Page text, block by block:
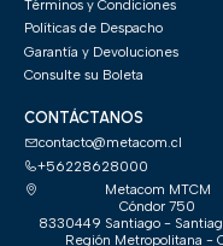
Términos y Condiciones
Políticas de Despacho
Garantía y Devoluciones
Consulte su Boleta
CONTÁCTANOS
contacto@metacom.cl
+56228628000
Metacom MTCM
Cóndor 750
8330449 Santiago -
Región Metropolitana -